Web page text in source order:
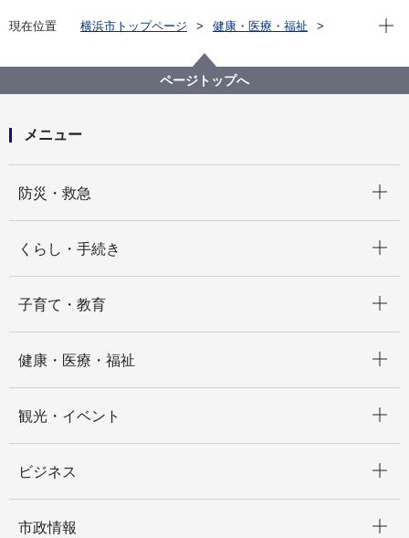
現在位置 横浜市トップページ
健康・医療・福祉
市内公共施設等バリアフリー情報
ベーリック・ホール
現在
ページトップへ
メニュー
防災・救急
くらし・手続き
子育て・教育
健康・医療・福祉
観光・イベント
ビジネス
市政情報